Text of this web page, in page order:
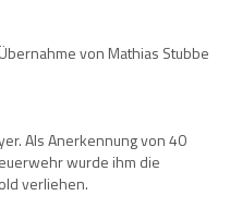
von Mathias Stubbe
Als Anerkennung von 40
wurde ihm die
verliehen.